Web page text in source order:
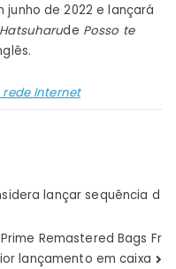
de 2022 e lançará
Hatsuharude Posso te
Internet
lançar sequência d
Remastered Bags Fr
lançamento em caixa